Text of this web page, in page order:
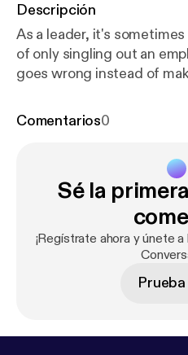
Descripción
As a leader, it's
of only singling out an
goes wrong instead of
do we break that habit and
how you can set your
bank accounts of the
yourself build stronger
Comentarios0
Sé la
¡Regístrate ahora y únete